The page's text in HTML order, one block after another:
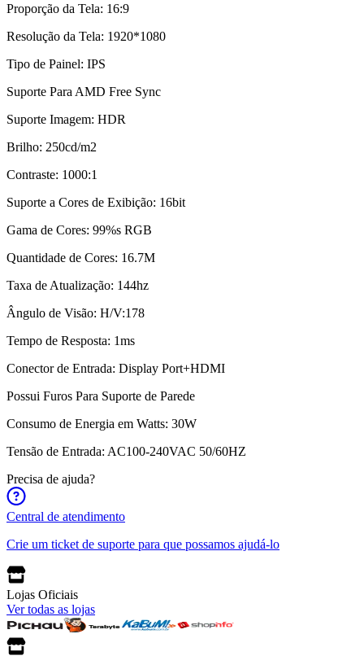
Proporção da Tela: 16:9
Resolução da Tela: 1920*1080
Tipo de Painel: IPS
Suporte Para AMD Free Sync
Suporte Imagem: HDR
Brilho: 250cd/m2
Contraste: 1000:1
Suporte a Cores de Exibição: 16bit
Gama de Cores: 99%s RGB
Quantidade de Cores: 16.7M
Taxa de Atualização: 144hz
Ângulo de Visão: H/V:178
Tempo de Resposta: 1ms
Conector de Entrada: Display Port+HDMI
Possui Furos Para Suporte de Parede
Consumo de Energia em Watts: 30W
Tensão de Entrada: AC100-240VAC 50/60HZ
Precisa de ajuda?
Central de atendimento
Crie um ticket de suporte para que possamos ajudá-lo
Lojas Oficiais
Ver todas as lojas